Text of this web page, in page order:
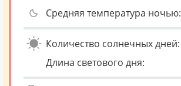
Средняя температура ночью:
Количество солнечных дней:
Длина светового дня: